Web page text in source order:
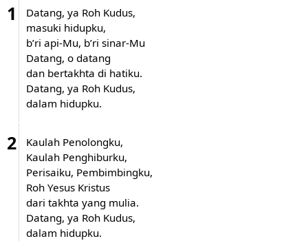
1
Datang, ya Roh Kudus,
masuki hidupku,
b’ri api-Mu, b’ri sinar-Mu
Datang, o datang
dan bertakhta di hatiku.
Datang, ya Roh Kudus,
dalam hidupku.
2
Kaulah Penolongku,
Kaulah Penghiburku,
Perisaiku, Pembimbingku,
Roh Yesus Kristus
dari takhta yang mulia.
Datang, ya Roh Kudus,
dalam hidupku.